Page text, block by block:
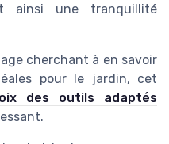
ainsi une tranquillité
cherchant à en savoir
pour le jardin, cet
des outils adaptés